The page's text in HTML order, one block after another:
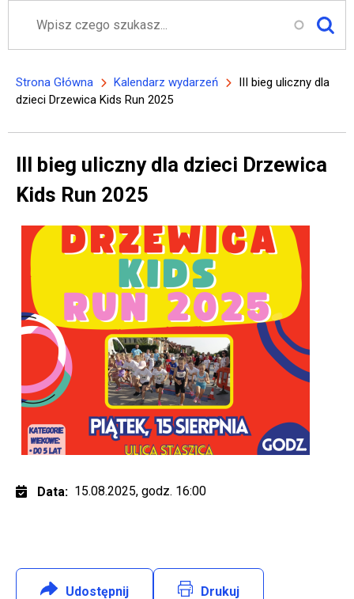
Ścieżka nawigacyjna
Strona Główna Kalendarz wydarzeń
III bieg uliczny dla
dzieci Drzewica Kids Run 2025
III bieg uliczny dla dzieci Drzewica
Kids Run 2025
Data 15.08.2025, godz. 16:00
Udostępnij: Facebook Drukuj